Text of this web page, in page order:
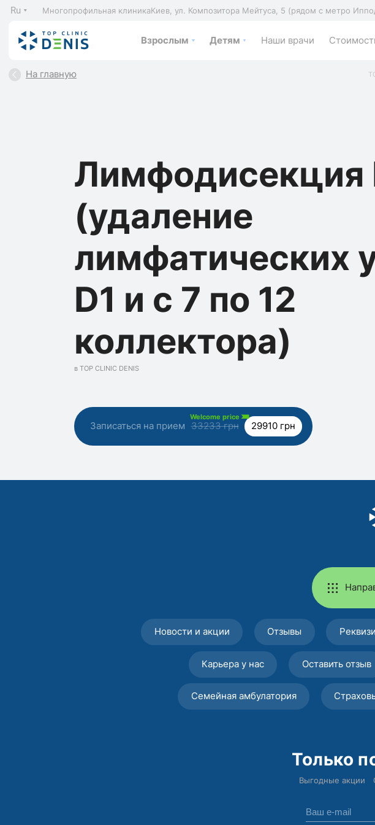
Ru Многопрофильная клиникаКиев, ул. Композитора Мейтуса, 5 (рядом с метро
Взрослым Детям Наши врачи
На главную
Лимфодисекция
(удаление
лимфатических
D1 и с 7 по 12
коллектора)
в TOP CLINIC DENIS
Записаться на прием
Welcome price
33233 грн 29910 грн
Новости и акции Отзывы
Карьера у нас Оставить отзыв
Семейная амбулатория
Только
Выгодные акции